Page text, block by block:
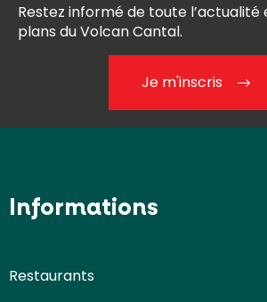
Restez informé de toute l’actualité
plans du Volcan Cantal.
Je m'inscris
Informations
Restaurants